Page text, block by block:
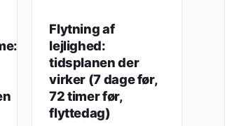
Flytning af
lejlighed:
tidsplanen der
virker (7 dage før,
72 timer før,
flyttedag)